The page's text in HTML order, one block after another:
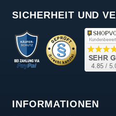
SICHERHEIT UND
INFORMATIONEN